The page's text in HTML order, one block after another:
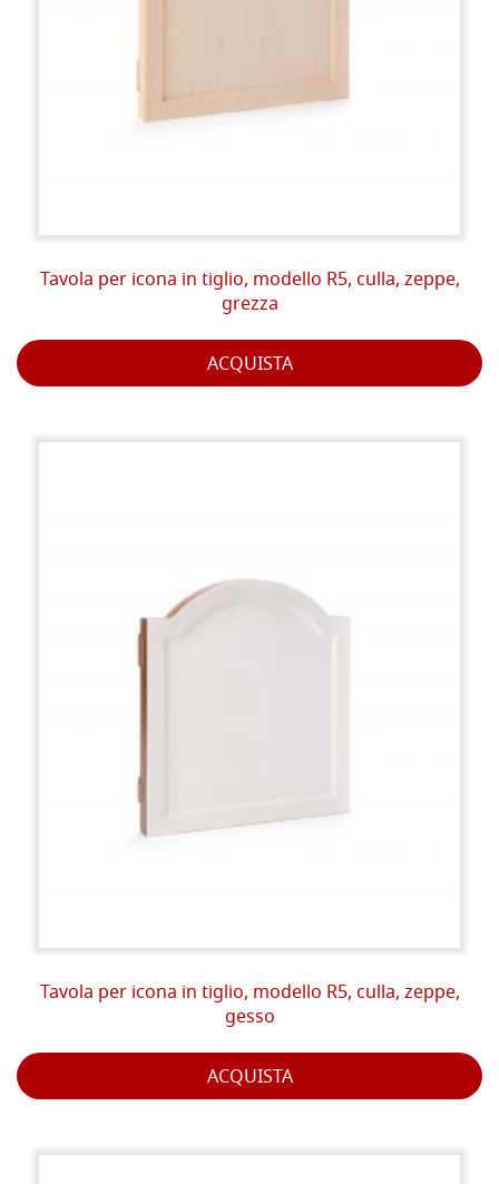
Tavola per icona in tiglio, modello R5, culla, zeppe,
grezza
ACQUISTA
Tavola per icona in tiglio, modello R5, culla, zeppe,
gesso
ACQUISTA